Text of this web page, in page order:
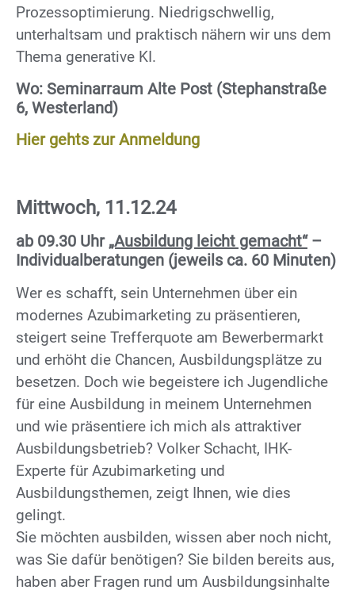
Prozessoptimierung. Niedrigschwellig,
unterhaltsam und praktisch nähern wir uns dem
Thema generative KI.
Wo: Seminarraum Alte Post (Stephanstraße
6, Westerland)
Hier gehts zur Anmeldung
Mittwoch, 11.12.24
ab 09.30 Uhr „Ausbildung leicht gemacht“–
Individualberatungen (jeweils ca. 60 Minuten)
Wer es schafft, sein Unternehmen über ein
modernes Azubimarketing zu präsentieren,
steigert seine Trefferquote am Bewerbermarkt
und erhöht die Chancen, Ausbildungsplätze zu
besetzen. Doch wie begeistere ich Jugendliche
für eine Ausbildung in meinem Unternehmen
und wie präsentiere ich mich als attraktiver
Ausbildungsbetrieb? Volker Schacht, IHK-
Experte für Azubimarketing und
Ausbildungsthemen, zeigt Ihnen, wie dies
gelingt.
Sie möchten ausbilden, wissen aber noch nicht,
was Sie dafür benötigen? Sie bilden bereits aus,
haben aber Fragen rund um Ausbildungsinhalte